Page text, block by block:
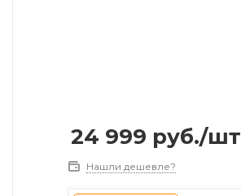
24 999 руб./шт
Нашли дешевле?